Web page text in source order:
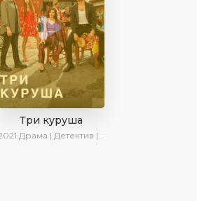
Три куруша
Драма | Детектив | Боевик | SesDizi | Ирина Котова | AveTurk